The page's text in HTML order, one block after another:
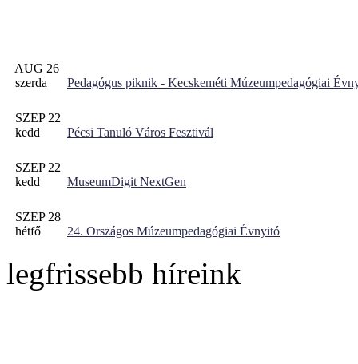
AUG 26
szerda
Pedagógus piknik - Kecskeméti Múzeumpedagógiai
SZEP 22
kedd
Pécsi Tanuló Város Fesztivál
SZEP 22
kedd
MuseumDigit NextGen
SZEP 28
hétfő
24. Országos Múzeumpedagógiai Évnyitó
legfrissebb híreink